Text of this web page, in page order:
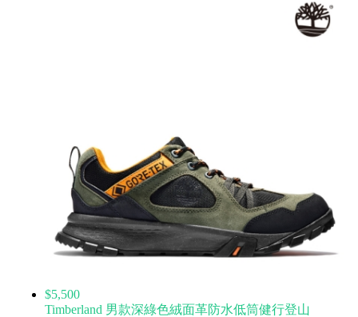
$5,500
Timberland 男款深綠色絨面革防水低筒健行登山